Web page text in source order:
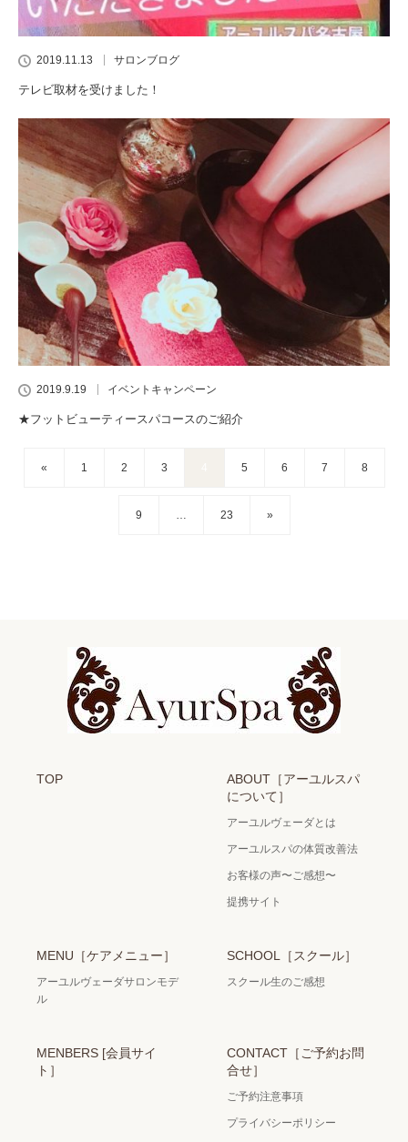
2019.11.13 サロンブログ
テレビ取材を受けました！
2019.9.19 イベントキャンペーン
★フットビューティースパコースのご紹介
« 1 2 3 5 6 7 8
9 … 23 »
TOP
ABOUT［アーユルスパ
について］
アーユルヴェーダとは
アーユルスパの体質改善法
お客様の声〜ご感想〜
提携サイト
MENU［ケアメニュー］
アーユルヴェーダサロンモデ
ル
SCHOOL［スクール］
スクール生のご感想
MENBERS [会員サイ
ト］
CONTACT［ご予約お問
合せ］
ご予約注意事項
プライバシーポリシー